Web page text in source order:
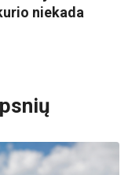
niekada